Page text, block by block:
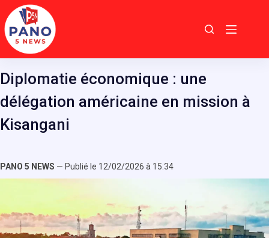
Passer
au
contenu
Diplomatie économique : une
délégation américaine en mission à
Kisangani
PANO 5 NEWS — Publié le 12/02/2026 à 15:34